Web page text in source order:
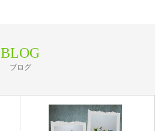
BLOG
ブログ